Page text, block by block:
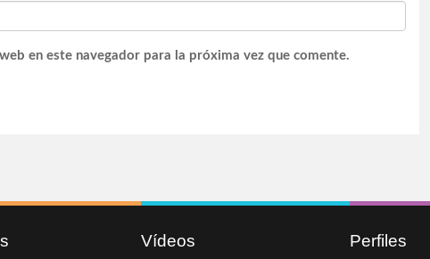
en este navegador para la próxima vez que comente.
Vídeos Perfiles